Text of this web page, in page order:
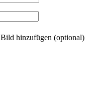
Bild hinzufügen (optional)